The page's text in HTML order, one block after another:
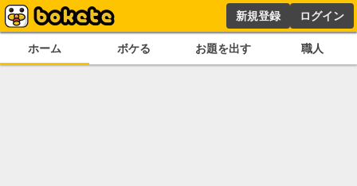
新規登録 ログイン
ホーム ボケる お題を出す 職人